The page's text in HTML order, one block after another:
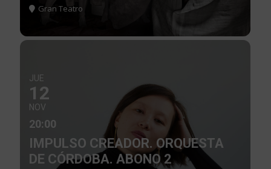
Gran Teatro
JUE
12
NOV
20:00
IMPULSO CREADOR. ORQUESTA
DE CÓRDOBA. ABONO 2